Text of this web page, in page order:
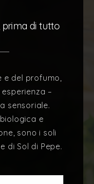
prima di tutto
e del profumo,
–
sensoriale.
e
sono i soli
di Sol di Pepe.